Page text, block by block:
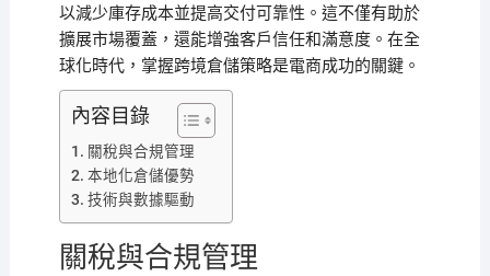
以減少庫存成本並提高交付可靠性。這不僅有助於
擴展市場覆蓋，還能增強客戶信任和滿意度。在全
球化時代，掌握跨境倉儲策略是電商成功的關鍵。
內容目錄
關稅與合規管理
本地化倉儲優勢
技術與數據驅動
關稅與合規管理